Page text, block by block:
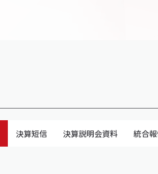
決算短信 決算説明会資料 統合